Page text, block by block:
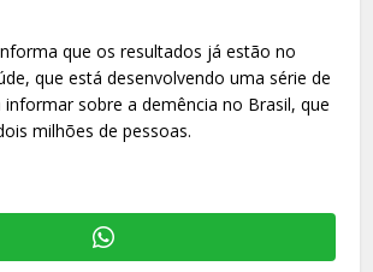
que os resultados já estão no
que está desenvolvendo uma série de
informar sobre a demência no Brasil, que
milhões de pessoas.